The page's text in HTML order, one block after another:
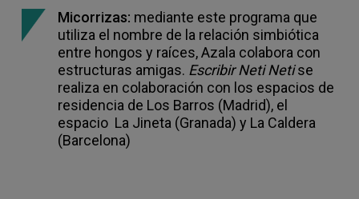
Micorrizas: mediante este programa que
utiliza el nombre de la relación simbiótica
entre hongos y raíces, Azala colabora con
estructuras amigas. Escribir Neti Netise
realiza en colaboración con los espacios de
residencia de Los Barros (Madrid), el
espacio La Jineta (Granada) y La Caldera
(Barcelona)